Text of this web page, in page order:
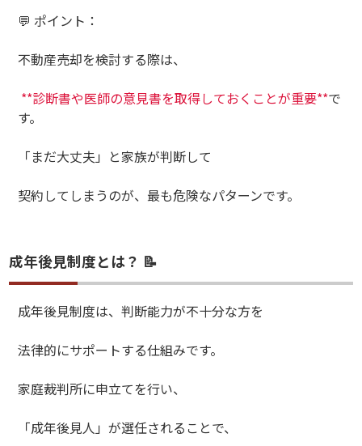
💬 ポイント：
不動産売却を検討する際は、
**診断書や医師の意見書を取得しておくことが重要**で
す。
「まだ大丈夫」と家族が判断して
契約してしまうのが、最も危険なパターンです。
成年後見制度とは？ 📝
成年後見制度は、判断能力が不十分な方を
法律的にサポートする仕組みです。
家庭裁判所に申立てを行い、
「成年後見人」が選任されることで、